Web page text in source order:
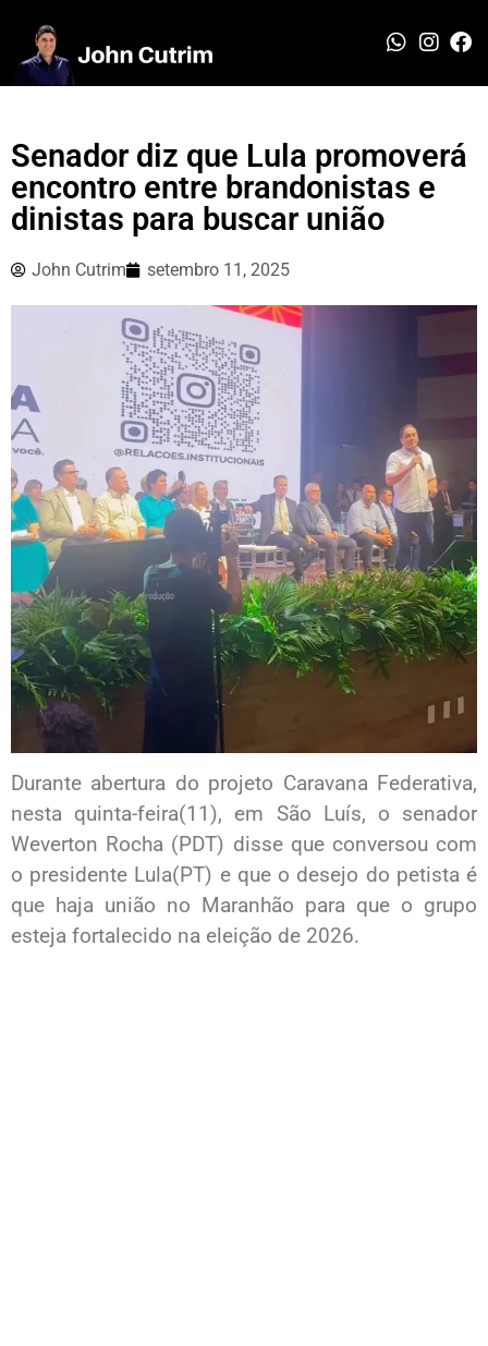
Senador diz que Lula promoverá
encontro entre brandonistas e
dinistas para buscar união
John Cutrim setembro 11, 2025
Durante abertura do projeto Caravana Federativa,
nesta quinta-feira(11), em São Luís, o senador
Weverton Rocha (PDT) disse que conversou com
o presidente Lula(PT) e que o desejo do petista é
que haja união no Maranhão para que o grupo
esteja fortalecido na eleição de 2026.